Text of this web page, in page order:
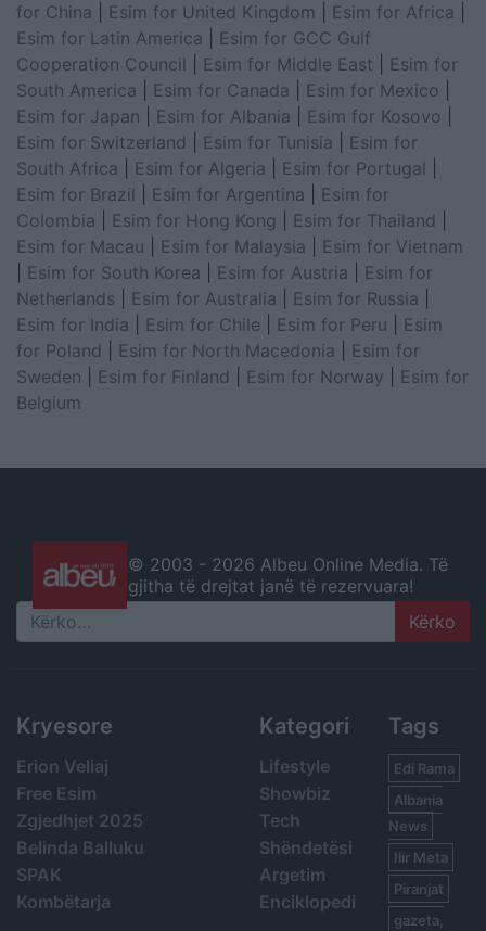
for China
Esim for United Kingdom Esim for Africa
Esim for Latin America
Esim for GCC Gulf
Cooperation Council
Esim for Middle East
Esim for
South America
Esim for Canada Esim for Mexico
Esim for Japan
Esim for Albania Esim for Kosovo
Esim for Switzerland
Esim for Tunisia
Esim for
South Africa
Esim for Algeria Esim for Portugal
Esim for Brazil
Esim for Argentina
Esim for
Colombia
Esim for Hong Kong Esim for Thailand
Esim for Macau
Esim for Malaysia
Esim for Vietnam
Esim for South Korea Esim for Austria
Esim for
Netherlands
Esim for Australia Esim for Russia
Esim for India
Esim for Chile Esim for Peru
Esim
for Poland
Esim for North Macedonia
Esim for
Sweden
Esim for Finland Esim for Norway
Esim for
Belgium
© 2003 - 2026 Albeu Online Media. Të
gjitha të drejtat janë të rezervuara!
Search
Kryesore
Erion Veliaj
Free Esim
Zgjedhjet 2025
Belinda Balluku
SPAK
Kombëtarja
Kategori
Lifestyle
Showbiz
Tech
Shëndetësi
Argetim
Enciklopedi
Tags
Edi Rama
Albania
News
Ilir Meta
Piranjat
gazeta,